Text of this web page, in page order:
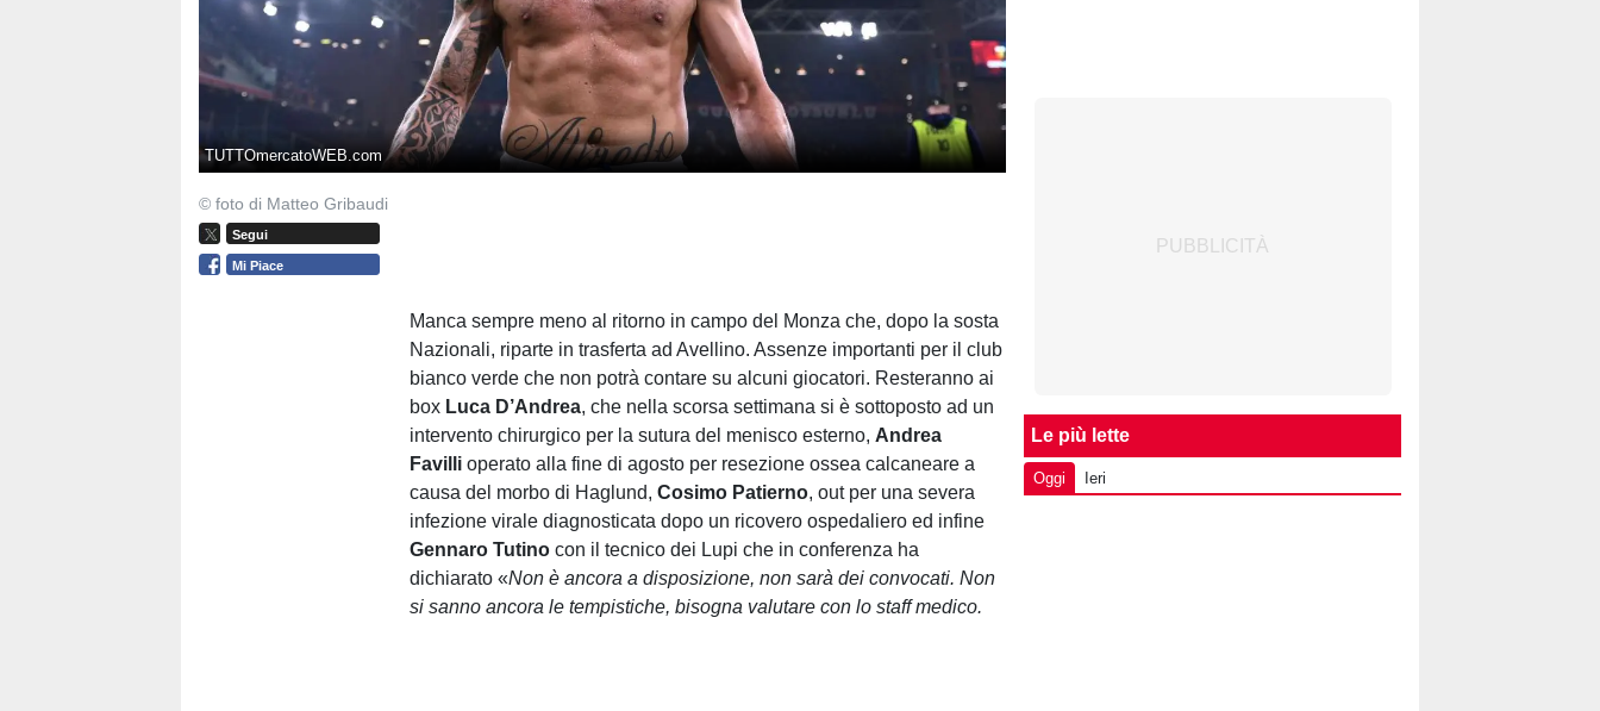
TUTTOmercatoWEB.com
© foto di Matteo Gribaudi
Segui
Mi Piace
Manca sempre meno al ritorno in campo del Monza che, dopo la sosta
Nazionali, riparte in trasferta ad Avellino. Assenze importanti per il club
bianco verde che non potrà contare su alcuni giocatori. Resteranno ai
box Luca D’Andrea, che nella scorsa settimana si è sottoposto ad un
intervento chirurgico per la sutura del menisco esterno, Andrea
Favillioperato alla fine di agosto per resezione ossea calcaneare a
causa del morbo di Haglund,Cosimo Patierno, out per una severa
infezione virale diagnosticata dopo un ricovero ospedaliero ed infine
Gennaro Tutino con il tecnico dei Lupi che in conferenza ha
dichiarato «Non è ancora a disposizione, non sarà dei convocati. Non
si sanno ancora le tempistiche, bisogna valutare con lo staff medico.
Le più lette
Oggi Ieri